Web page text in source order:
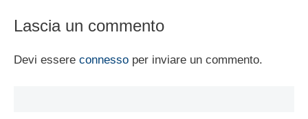
Lascia un commento
Devi essere connesso per inviare un commento.